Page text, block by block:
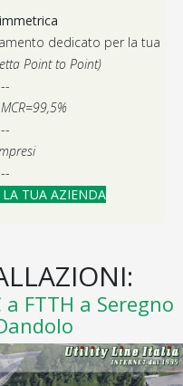
dedicato per la tua
Point to Point)
LA TUA AZIENDA
FTTH a Seregno